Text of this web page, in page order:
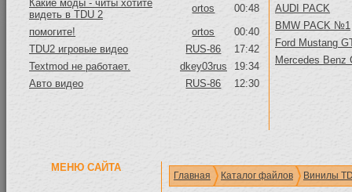
Какие моды - читы хотите
видеть в TDU 2
ortos
00:48
помогите!
ortos
00:40
TDU2 игровые видео
RUS-86
17:42
Textmod не работает.
dkey03rus
19:34
Авто видео
RUS-86 12:30
AUDI PACK
BMW PACK №1
Ford Mustang
Mercedes Benz
МЕНЮ САЙТА
Главная Каталог файлов Винилы